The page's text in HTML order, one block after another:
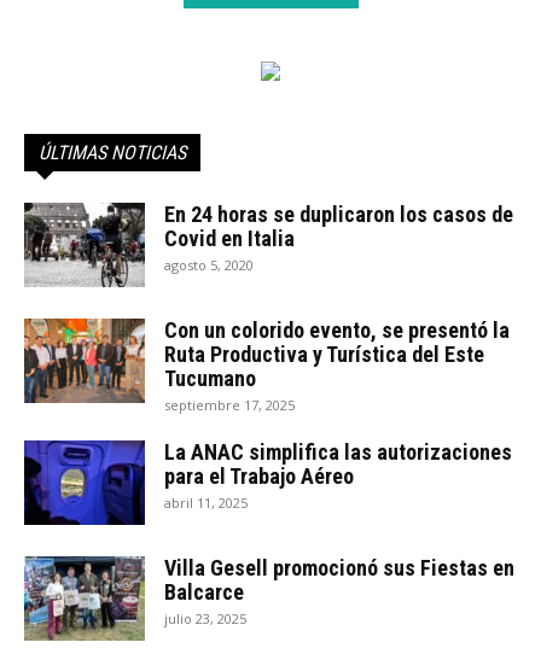
ÚLTIMAS NOTICIAS
En 24 horas se duplicaron los casos de
Covid en Italia
agosto 5, 2020
Con un colorido evento, se presentó la
Ruta Productiva y Turística del Este
Tucumano
septiembre 17, 2025
La ANAC simplifica las autorizaciones
para el Trabajo Aéreo
abril 11, 2025
Villa Gesell promocionó sus Fiestas en
Balcarce
julio 23, 2025